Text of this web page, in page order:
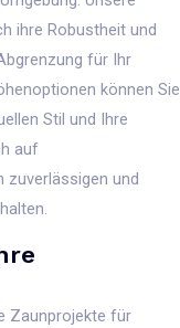
ihre Robustheit und
für Ihr
können Sie
Stil und Ihre
auf
zuverlässigen und
Zaunprojekte für